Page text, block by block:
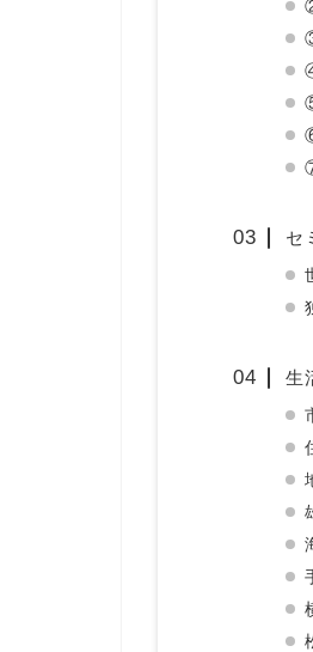
セ
生